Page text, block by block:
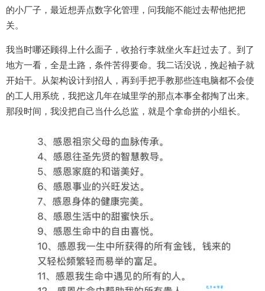
的小厂子，最近想弄点数字化管理，问我能不能过去帮他把把
关。
我当时哪还顾得上什么面子，收拾行李就坐火车赶过去了。到了
地方一看，全是土路，条件苦得要命。我二话没说，挽起袖子就
开始干。从架构设计到招人，再到手把手教那些连电脑都不会使
的工人用系统，我把这几年在城里学的那点本事全都掏了出来。
那段时间，我没把自己当什么总监，就是个拿命拼的小组长。